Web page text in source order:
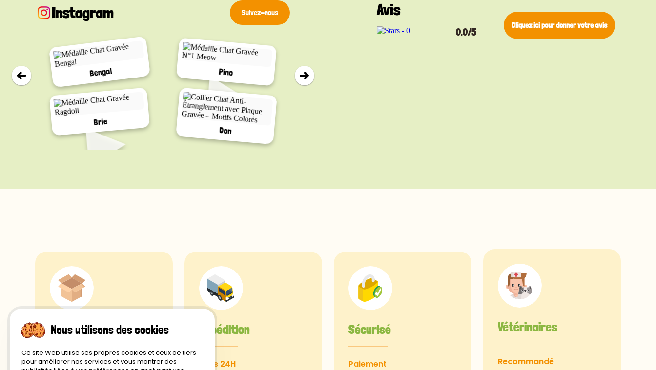
Instagram Suivez-nous
Bengal
▸
Brie ▸
Pino
Don
Avis
0.0/5
Cliquez ici pour donner votre avis
Frais de port
gratuits à partir de $49
Expédition
sous 24H
Sécurisé
Paiement
Vétérinaires
Recommandé
Nous utilisons des cookies
Ce site Web utilise ses propres cookies et ceux de tiers
pour améliorer nos services et vous montrer des